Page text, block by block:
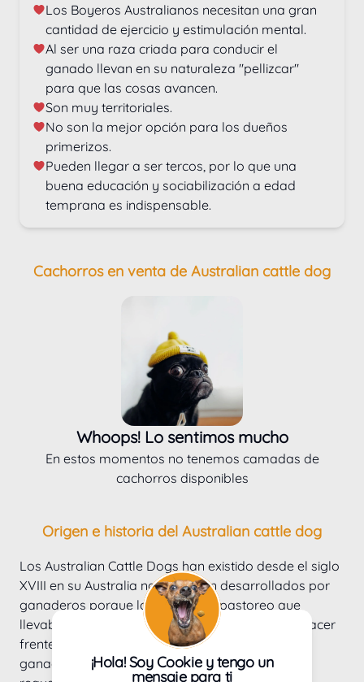
Los Boyeros Australianos necesitan una gran
cantidad de ejercicio y estimulación mental.
Al ser una raza criada para conducir el
ganado llevan en su naturaleza "pellizcar"
para que las cosas avancen.
Son muy territoriales.
No son la mejor opción para los dueños
primerizos.
Pueden llegar a ser tercos, por lo que una
buena educación y sociabilización a edad
temprana es indispensable.
Cachorros en venta de Australian cattle dog
Whoops! Lo sentimos mucho
En estos momentos no tenemos camadas de
cachorros disponibles
Origen e historia del Australian cattle dog
Los Australian Cattle Dogs han existido desde el siglo
XVIII en su Australia natal, fueron desarrollados por
ganaderos porque los perros de pastoreo que
llevaban consigo o que importaban no podían hacer
frente a las condiciones extremas y al tipo de
ganado que tenían que trabajar. El principal
¡Hola! Soy Cookie y tengo un
mensaje para ti